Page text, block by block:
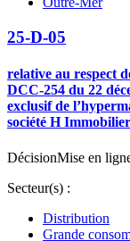
25-D-05
relative au respect
DCC-254 du 22
exclusif de
société H
DécisionMise en
Secteur(s) :
Distribution
Grande